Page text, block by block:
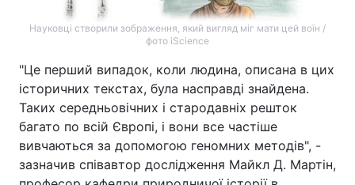
Науковці створили зображення, який вигляд міг мати цей воїн /
фото iScience
"Це перший випадок, коли людина, описана в цих
історичних текстах, була насправді знайдена.
Таких середньовічних і стародавніх решток
багато по всій Європі, і вони все частіше
вивчаються за допомогою геномних методів", -
зазначив співавтор дослідження Майкл Д. Мартін,